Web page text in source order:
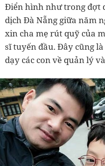
Điển hình như trong đợt
dịch Đà Nẵng giữa năm
xin cha mẹ rút quỹ của
sĩ tuyến đầu. Đây cũng
dạy các con về quản lý